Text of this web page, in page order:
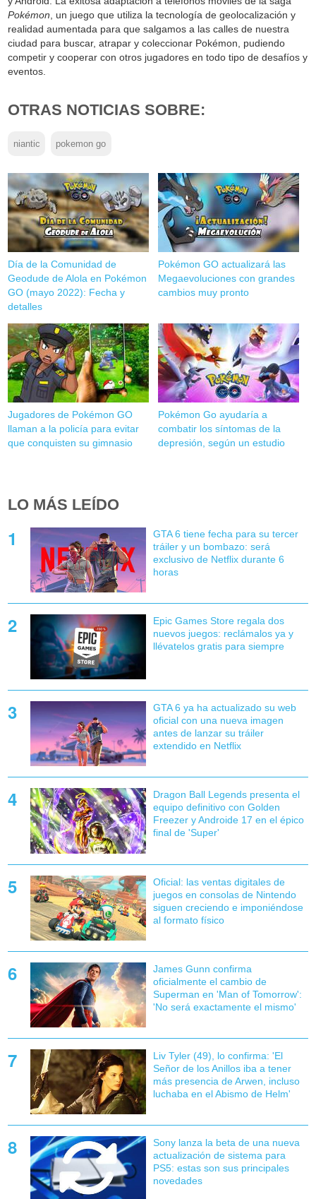
Pokémon , un juego que utiliza la tecnología de geolocalización y
realidad aumentada para que salgamos a las calles de nuestra
ciudad para buscar, atrapar y coleccionar Pokémon, pudiendo
competir y cooperar con otros jugadores en todo tipo de desafíos y
eventos.
OTRAS NOTICIAS SOBRE:
niantic pokemon go
Día de la Comunidad de
Geodude de Alola en Pokémon
GO (mayo 2022): Fecha y
detalles
Pokémon GO actualizará las
Megaevoluciones con grandes
cambios muy pronto
Jugadores de Pokémon GO
llaman a la policía para evitar
que conquisten su gimnasio
Pokémon Go ayudaría a
combatir los síntomas de la
depresión, según un estudio
LO MÁS LEÍDO
GTA 6 tiene fecha para su tercer
tráiler y un bombazo: será
exclusivo de Netflix durante 6
horas
Epic Games Store regala dos
nuevos juegos: reclámalos ya y
llévatelos gratis para siempre
GTA 6 ya ha actualizado su web
oficial con una nueva imagen
antes de lanzar su tráiler
extendido en Netflix
Dragon Ball Legends presenta el
equipo definitivo con Golden
Freezer y Androide 17 en el épico
final de 'Super'
Oficial: las ventas digitales de
juegos en consolas de Nintendo
siguen creciendo e imponiéndose
al formato físico
James Gunn confirma
oficialmente el cambio de
Superman en 'Man of Tomorrow':
'No será exactamente el mismo'
Liv Tyler (49), lo confirma: 'El
Señor de los Anillos iba a tener
más presencia de Arwen, incluso
luchaba en el Abismo de Helm'
Sony lanza la beta de una nueva
actualización de sistema para
PS5: estas son sus principales
novedades